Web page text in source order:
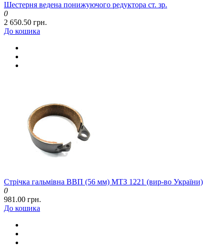
Шестерня ведена понижуючого редуктора ст. зр.
0
2 650.50 грн.
До кошика
Стрічка гальмівна ВВП (56 мм) МТЗ 1221 (вир-во України)
0
981.00 грн.
До кошика